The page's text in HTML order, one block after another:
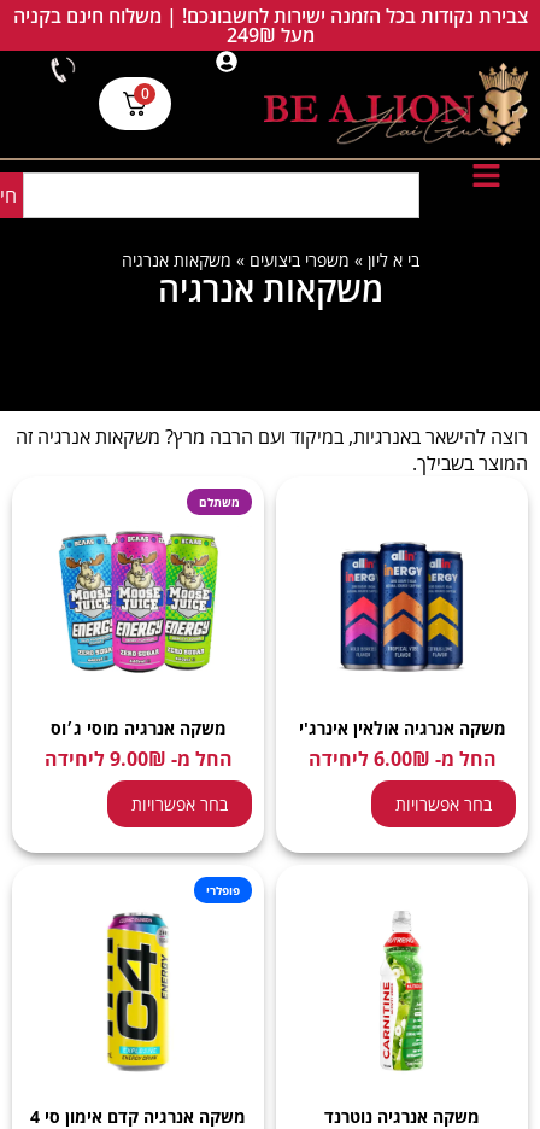
צבירת נקודות בכל הזמנה ישירות לחשבונכם! | משלוח חינם בקניה
מעל 249₪
0
בי א ליון » משפרי ביצועים » משקאות אנרגיה
משקאות אנרגיה
רוצה להישאר באנרגיות, במיקוד ועם הרבה מרץ? משקאות אנרגיה זה
המוצר בשבילך.
משקה אנרגיה אולאין אינרג'י
החל מ- 6.00₪ ליחידה
בחר אפשרויות
משתלם
משקה אנרגיה מוסי ג׳וס
החל מ- 9.00₪ ליחידה
בחר אפשרויות
משקה אנרגיה נוטרנד
פופלרי
משקה אנרגיה קדם אימון סי 4